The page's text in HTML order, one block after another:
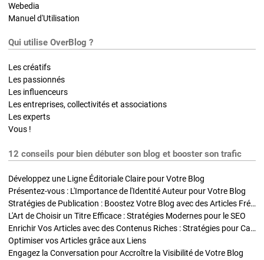
Webedia
Manuel d'Utilisation
Qui utilise OverBlog ?
Les créatifs
Les passionnés
Les influenceurs
Les entreprises, collectivités et associations
Les experts
Vous !
12 conseils pour bien débuter son blog et booster son trafic
Développez une Ligne Éditoriale Claire pour Votre Blog
Présentez-vous : L'Importance de l'Identité Auteur pour Votre Blog
Stratégies de Publication : Boostez Votre Blog avec des Articles Fréquents et Exclusifs
L'Art de Choisir un Titre Efficace : Stratégies Modernes pour le SEO
Enrichir Vos Articles avec des Contenus Riches : Stratégies pour Captiver et Optimiser
Optimiser vos Articles grâce aux Liens
Engagez la Conversation pour Accroître la Visibilité de Votre Blog